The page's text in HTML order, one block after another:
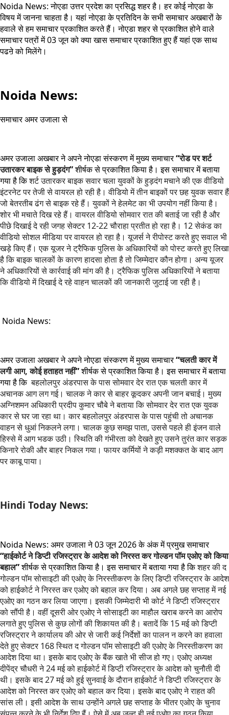
Noida News: नोएडा उत्तर प्रदेश का प्रसिद्ध शहर है। हर कोई नोएडा के
विषय में जानना चाहता है। यहां नोएडा के प्रतिदिन के सभी समाचार अखबारों के
हवाले से हम समाचार प्रकाशित करते हैं। नोएडा शहर से प्रकाशित होने वाले
समाचार पत्रों में 03 जून को क्या खास समाचार प्रकाशित हुए हैं यहां एक साथ
पढऩे को मिलेंगे।
Noida News:
समाचार अमर उजाला से
अमर उजाला अखबार ने अपने नोएडा संस्करण में मुख्य समाचार“रोड पर शर्ट
उतारकर बाइक से हुड़दंग”शीर्षक से प्रकाशित किया है। इस समाचार में बताया
गया है किशर्ट उतारकर बाइक सवार चला युवकों के हुड़दंग मचाने की एक वीडियो
इंटरनेट पर तेजी से वायरल हो रही है। वीडियो में तीन बाइकों पर छह युवक सवार हैं
जो बेतरतीब ढंग से बाइक रहे हैं। युवकों ने हेलमेट का भी उपयोग नहीं किया है।
शोर भी मचाते दिख रहे हैं। वायरल वीडियो सोमवार रात की बताई जा रही है और
पीछे दिखाई दे रही जगह सेक्टर 12-22 चौराहा प्रतीत हो रहा है। 12 सेकंड का
वीडियो सोशल मीडिया पर वायरल हो रहा है। यूजर्स ने रीपोस्ट करते हुए सवाल भी
खड़े किए हैं। एक यूजर ने ट्रैफिक पुलिस के अधिकारियों को पोस्ट करते हुए लिखा
है कि बाइक चालकों के कारण हादसा होता है तो जिम्मेदार कौन होगा। अन्य यूजर
ने अधिकारियों से कार्रवाई की मांग की है। ट्रैफिक पुलिस अधिकारियों ने बताया
कि वीडियो में दिखाई दे रहे वाहन चालकों की जानकारी जुटाई जा रही है।
Noida News:
अमर उजाला अखबार ने अपने नोएडा संस्करण में मुख्य समाचार“चलती कार में
लगी आग, कोई हताहत नहीं”शीर्षक से प्रकाशित किया है। इस समाचार में बताया
गया है कि बहलोलपुर अंडरपास के पास सोमवार देर रात एक चलती कार में
अचानक आग लग गई। चालक ने कार से बाहर कूदकर अपनी जान बचाई। मुख्य
अग्निशमन अधिकारी प्रदीप कुमार चौबे ने बताया कि सोमवार देर रात एक युवक
कार से घर जा रहा था। कार बहलोलपुर अंडरपास के पास पहुंची तो अचानक
वाहन से धुआं निकलने लगा। चालक कुछ समझ पाता, उससे पहले ही इंजन वाले
हिस्से में आग भडक उठी। स्थिति की गंभीरता को देखते हुए उसने तुरंत कार सड़क
किनारे रोकी और बाहर निकल गया। फायर कर्मियों ने कड़ी मशक्कत के बाद आग
पर काबू पाया।
Hindi Today News:
Noida News: अमर उजाला ने 03 जून 2026 के अंक में प्रमुख समाचार
“हाईकोर्ट ने डिप्टी रजिस्ट्रार के आदेश को निरस्त कर गोल्डन पॉम एओए को किया
बहाल”शीर्षक से प्रकाशित किया है। इस समाचार में बताया गया है किशहर की द
गोल्डन पॉम सोसाइटी की एओए के निरस्तीकरण के लिए डिप्टी रजिस्ट्रार के आदेश
को हाईकोर्ट ने निरस्त कर एओए को बहाल कर दिया। अब अगले छह सप्ताह में नई
एओए का गठन कर लिया जाएगा। इसकी जिम्मेदारी भी कोर्ट ने डिप्टी रजिस्ट्रार
को सौंपी है। वहीं दूसरी ओर एओए ने सोसाइटी का माहौल खराब करने का आरोप
लगाते हुए पुलिस से कुछ लोगों की शिकायत की है। बतादें कि 15 मई को डिप्टी
रजिस्ट्रार ने कार्यालय की ओर से जारी कई निर्देशों का पालन न करने का हवाला
देते हुए सेक्टर 168 स्थित द गोल्डन पॉम सोसाइटी की एओए के निरस्तीकरण का
आदेश दिया था। इसके बाद एओए के बैंक खाते भी सीज हो गए। एओए अध्यक्ष
दीपेंद्र चौधरी ने 24 मई को हाईकोर्ट में डिप्टी रजिस्ट्रार के आदेश को चुनौती दी
थी। इसके बाद 27 मई को हुई सुनवाई के दौरान हाईकोर्ट ने डिप्टी रजिस्ट्रार के
आदेश को निरस्त कर एओए को बहाल कर दिया। इसके बाद एओए ने राहत की
सांस ली। इसी आदेश के साथ उन्होंने अगले छह सप्ताह के भीतर एओए के चुनाव